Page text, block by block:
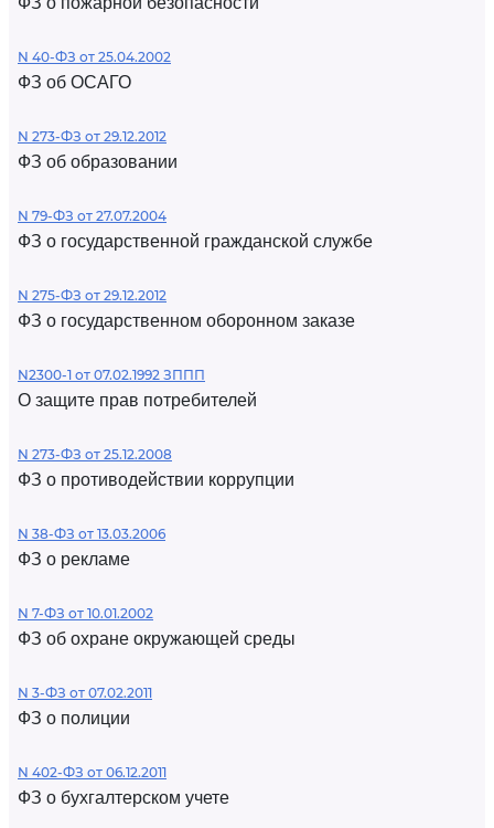
N 40-ФЗ от 25.04.2002
ФЗ об ОСАГО
N 273-ФЗ от 29.12.2012
ФЗ об образовании
N 79-ФЗ от 27.07.2004
ФЗ о государственной гражданской службе
N 275-ФЗ от 29.12.2012
ФЗ о государственном оборонном заказе
N2300-1 от 07.02.1992 ЗППП
О защите прав потребителей
N 273-ФЗ от 25.12.2008
ФЗ о противодействии коррупции
N 38-ФЗ от 13.03.2006
ФЗ о рекламе
N 7-ФЗ от 10.01.2002
ФЗ об охране окружающей среды
N 3-ФЗ от 07.02.2011
ФЗ о полиции
N 402-ФЗ от 06.12.2011
ФЗ о бухгалтерском учете